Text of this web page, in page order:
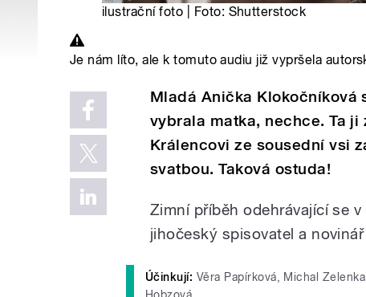
ilustrační foto | Foto: Shutterstock
Je nám líto, ale k tomuto audiu již vypršela
Mladá Anička Klokočníková
vybrala matka, nechce. Ta
Králencovi ze sousední vsi
svatbou. Taková ostuda!
Zimní příběh odehrávající se
jihočeský spisovatel a
Účinkují: Věra Papírková, Michal
Hobzová